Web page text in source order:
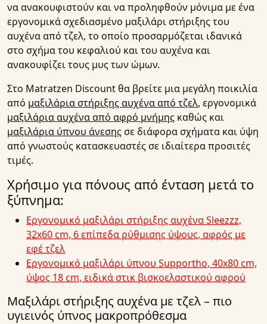
να ανακουφιστούν και να προληφθούν μόνιμα με ένα
εργονομικά σχεδιασμένο μαξιλάρι στήριξης του
αυχένα από τζελ, το οποίο προσαρμόζεται ιδανικά
στο σχήμα του κεφαλιού και του αυχένα και
ανακουφίζει τους μυς των ώμων.
Στο Matratzen Discount θα βρείτε μια μεγάλη ποικιλία
από μαξιλάρια στήριξης αυχένα από τζελ, εργονομικά
μαξιλάρια αυχένα από αφρό μνήμης καθώς και
μαξιλάρια ύπνου άνεσηςσε διάφορα σχήματα και ύψη
από γνωστούς κατασκευαστές σε ιδιαίτερα προσιτές
τιμές.
Χρήσιμο για πόνους από ένταση μετά το
ξύπνημα:
Εργονομικό μαξιλάρι στήριξης αυχένα Sleezzz,
32x60 cm, 6 επίπεδα ρύθμισης ύψους, αφρός με
εφέ τζελ
Εργονομικό μαξιλάρι ύπνου Supportho, 40x80 cm,
ύψος 18 cm, ειδικά στικ βισκοελαστικού αφρού
Μαξιλάρι στήριξης αυχένα με τζελ – πιο
υγιεινός ύπνος μακροπρόθεσμα